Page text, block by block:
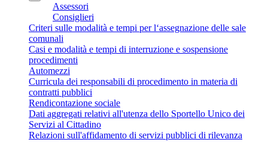
Assessori
Consiglieri
Criteri sulle modalità e tempi per l‘assegnazione delle sale
comunali
Casi e modalità e tempi di interruzione e sospensione
procedimenti
Automezzi
Curricula dei responsabili di procedimento in materia di
contratti pubblici
Rendicontazione sociale
Dati aggregati relativi all'utenza dello Sportello Unico dei
Servizi al Cittadino
Relazioni sull'affidamento di servizi pubblici di rilevanza